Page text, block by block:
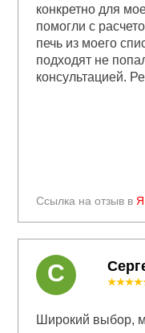
Ссылка на отзыв в Я
конкретно для
помогли с
печь из моего
подходят не
консультацией.
Широкий выбор,
С